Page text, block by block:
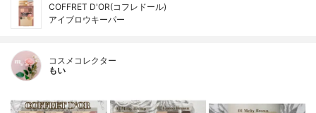
COFFRET D'OR(コフレドール)
アイブロウキーパー
コスメコレクター
もい